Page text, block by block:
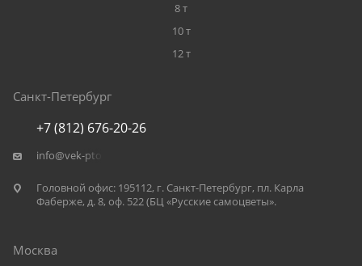
8 т
10 т
12 т
Санкт-Петербург
+7 (812) 676-20-26
info@vek-pto.ru
Головной офис: 195112, г. Санкт-Петербург, пл. Карла
Фаберже, д. 8, оф. 522 (БЦ «Русские самоцветы».
Москва